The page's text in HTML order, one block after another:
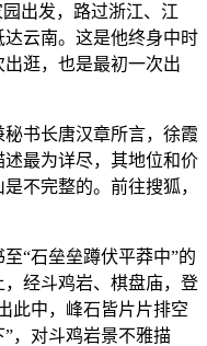
出发，路过浙江、江
云南。这是他终身中时
逛，也是最初一次出
书长唐汉章所言，徐霞
最为详尽，其地位和价
不完整的。前往搜狐，
“石垒垒蹲伏平莽中”的
经斗鸡岩、棋盘庙，登
此中，峰石皆片片排空
，对斗鸡岩景不雅描